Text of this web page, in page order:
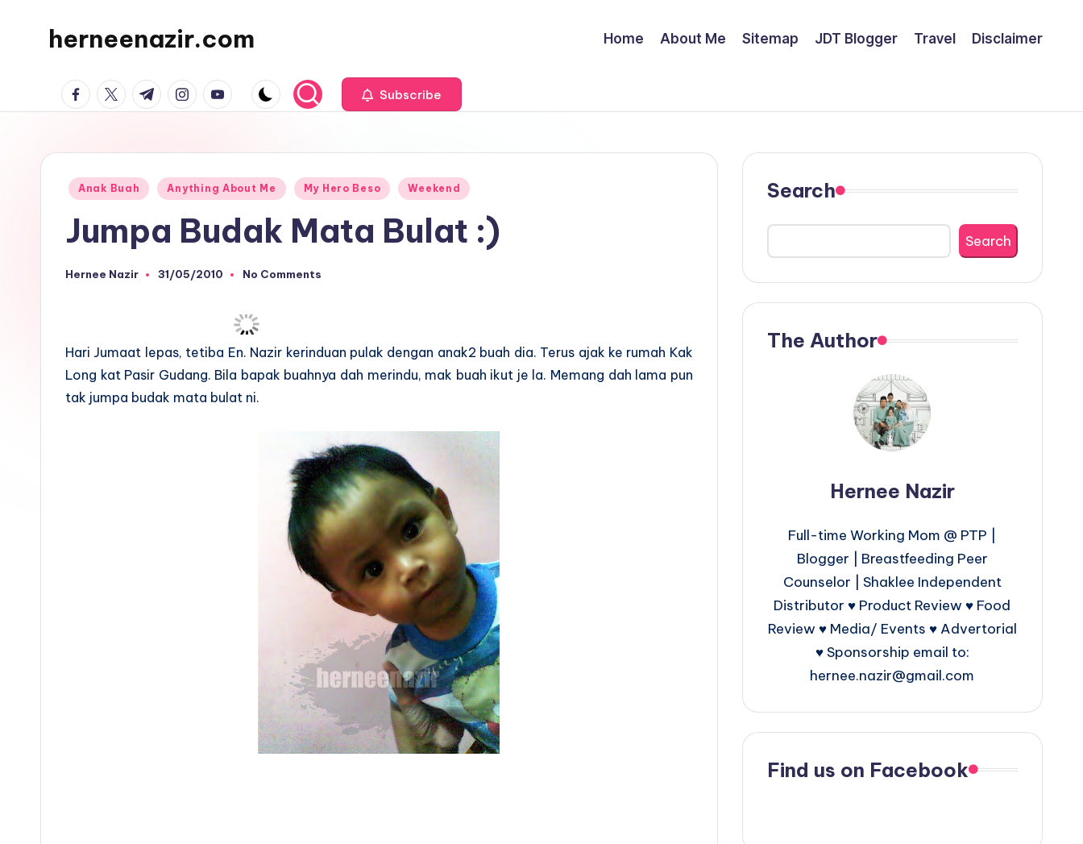
herneenazir.com
Lifestyle
Blogger
Home About Me Sitemap JDT Blogger Travel Disclaimer
facebook.com
twitter.com
t.me instagram.com
youtube.com Subscribe
Posted
Anak Buah Anything About Me My Hero Beso Weekend
Jumpa Budak Mata Bulat :)
Posted
Hernee Nazir 31/05/2010 No Comments
Hari Jumaat lepas, tetiba En. Nazir kerinduan pulak dengan anak2 buah dia. Terus ajak ke rumah Kak
Long kat Pasir Gudang. Bila bapak buahnya dah merindu, mak buah ikut je la. Memang dah lama pun
tak jumpa budak mata bulat ni.
Search
Search
The Author
Hernee Nazir
Full-time Working Mom @ PTP |
Blogger | Breastfeeding Peer
Counselor | Shaklee Independent
Distributor ♥ Product Review ♥ Food
Review ♥ Media/ Events ♥ Advertorial
♥ Sponsorship email to:
hernee.nazir@gmail.com
Find us on Facebook